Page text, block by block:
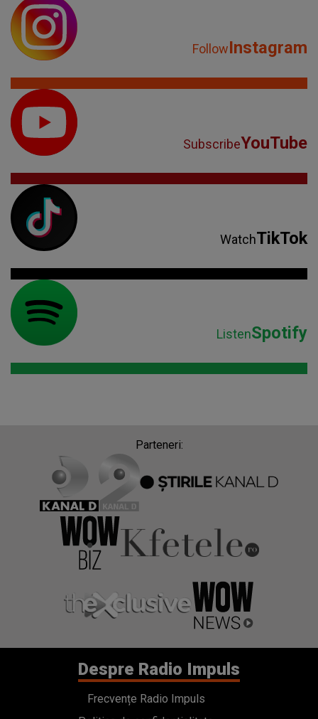
FollowInstagram
SubscribeYouTube
WatchTikTok
ListenSpotify
Parteneri:
Despre Radio Impuls
Frecvențe Radio Impuls